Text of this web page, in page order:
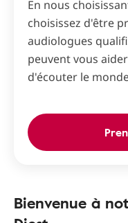
En nous
choisissez d'être
audiologues
peuvent vous
d'écouter le
Bienvenue à